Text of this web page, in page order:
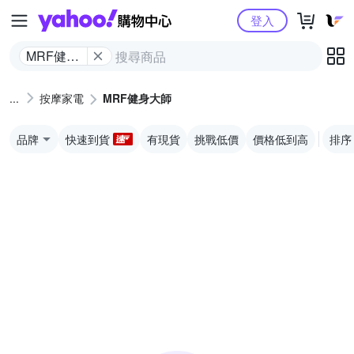
Yahoo購物中心
MRF健身
登入
按摩家電 MRF健身大師
品牌 快速到貨 有現貨 挑戰低價 價格低到高 排序